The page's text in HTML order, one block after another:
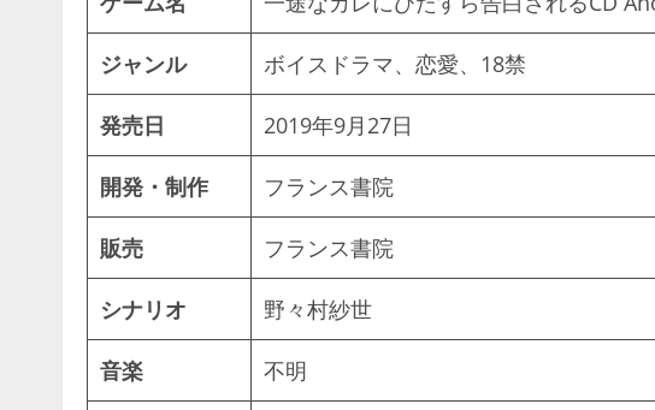
ジャンル ボイスドラマ、恋愛、18禁
発売日 2019年9月27日
開発・制作 フランス書院
販売 フランス書院
シナリオ 野々村紗世
音楽 不明